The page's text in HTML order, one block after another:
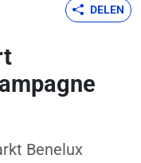
DELEN
Benelux